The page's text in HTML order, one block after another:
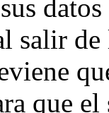
salir
que